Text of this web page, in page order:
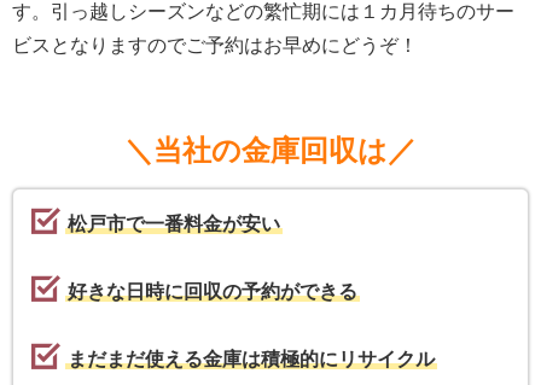
す。引っ越しシーズンなどの繁忙期には１カ月待ちのサー
ビスとなりますのでご予約はお早めにどうぞ！
＼当社の金庫回収は／
松戸市で一番料金が安い
好きな日時に回収の予約ができる
まだまだ使える金庫は積極的にリサイクル